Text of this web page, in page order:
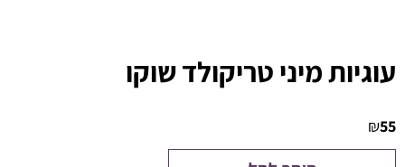
עוגיות מיני טריקולד שוקו
55
₪